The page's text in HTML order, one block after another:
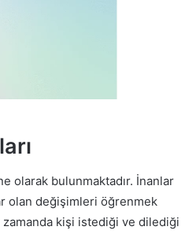
olarak bulunmaktadır. İnanlar
olan değişimleri öğrenmek
zamanda kişi istediği ve dilediği